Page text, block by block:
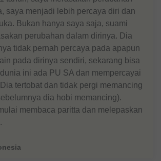
saya menjadi lebih percaya diri dan
Bukan hanya saya saja, suami
perubahan dalam dirinya. Dia
tidak pernah percaya pada apapun
pada dirinya sendiri, sekarang bisa
ini ada PU SA dan mempercayai
tertobat dan tidak pergi memancing
dia hobi memancing).
membaca paritta dan melepaskan